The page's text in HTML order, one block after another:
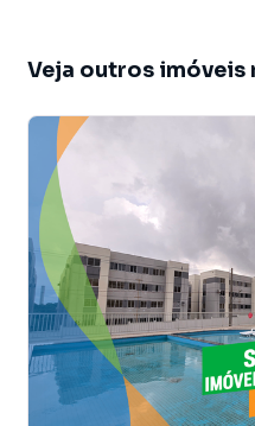
Iury Sampaio | Corretor de
Apartamento para Venda
Planalto, em Manaus. Não
deseja mais informações
Entre em contato com
8222-2929.
A Apartamentos Manaus
apartamentos, casas
terrenos, lojas e barracões
empreendimentos em
Veja outros imóveis